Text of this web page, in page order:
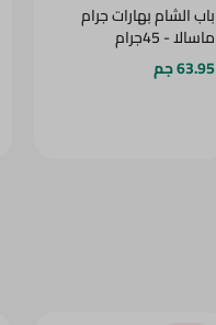
باب الشام بهارات جرام
ماسالا - 45جرام
63.95 جم